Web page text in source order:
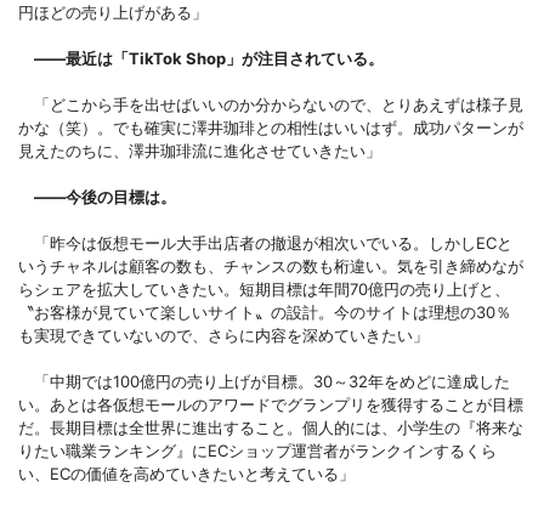
円ほどの売り上げがある」
――最近は「TikTok Shop」が注目されている。
「どこから手を出せばいいのか分からないので、とりあえずは様子見
かな（笑）。でも確実に澤井珈琲との相性はいいはず。成功パターンが
見えたのちに、澤井珈琲流に進化させていきたい」
――今後の目標は。
「昨今は仮想モール大手出店者の撤退が相次いでいる。しかしECと
いうチャネルは顧客の数も、チャンスの数も桁違い。気を引き締めなが
らシェアを拡大していきたい。短期目標は年間70億円の売り上げと、
〝お客様が見ていて楽しいサイト〟の設計。今のサイトは理想の30％
も実現できていないので、さらに内容を深めていきたい」
「中期では100億円の売り上げが目標。30～32年をめどに達成した
い。あとは各仮想モールのアワードでグランプリを獲得することが目標
だ。長期目標は全世界に進出すること。個人的には、小学生の『将来な
りたい職業ランキング』にECショップ運営者がランクインするくら
い、ECの価値を高めていきたいと考えている」